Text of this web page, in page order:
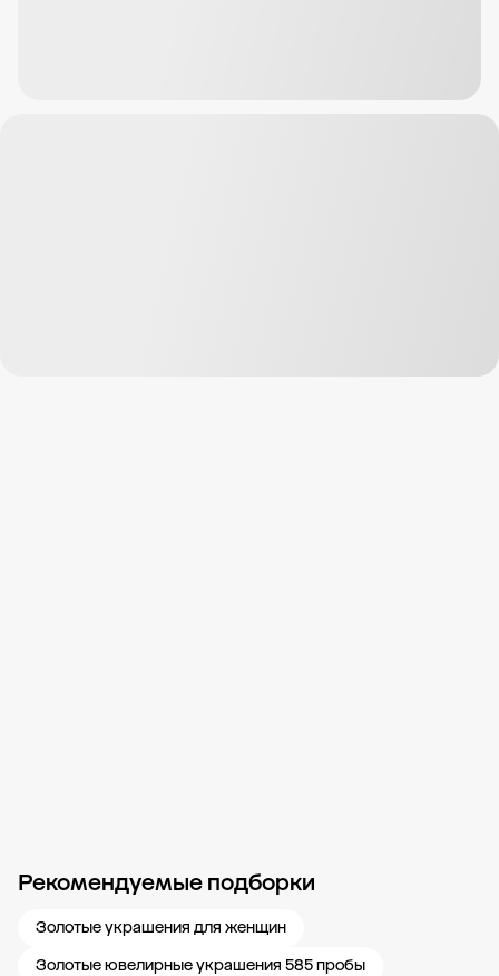
Рекомендуемые подборки
Золотые украшения для женщин
Золотые ювелирные украшения 585 пробы
Новости компании Журнал ЗОЛОТОЙ Блог